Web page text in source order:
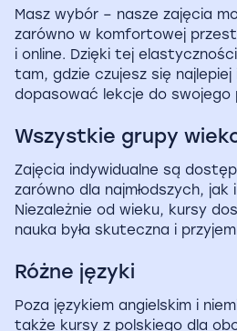
Masz wybór – nasze zajęcia
zarówno w komfortowej
i online. Dzięki tej
tam, gdzie czujesz się najlepiej
dopasować lekcje do swojego
Wszystkie grupy
Zajęcia indywidualne są
zarówno dla najmłodszych, jak
Niezależnie od wieku, kursy
nauka była skuteczna i
Różne języki
Poza językiem angielskim i
także kursy z polskiego dla